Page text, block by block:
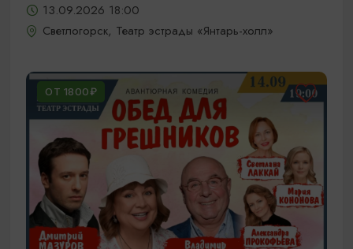
13.09.2026 18:00
Светлогорск, Театр эстрады «Янтарь-холл»
ОТ 1800₽